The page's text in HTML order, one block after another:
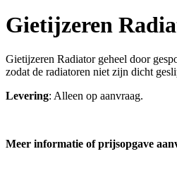
Gietijzeren
Gietijzeren Radiator geheel door
zodat de radiatoren niet zijn dicht
Levering: Alleen op aanvraag.
Meer informatie of prijsopgave